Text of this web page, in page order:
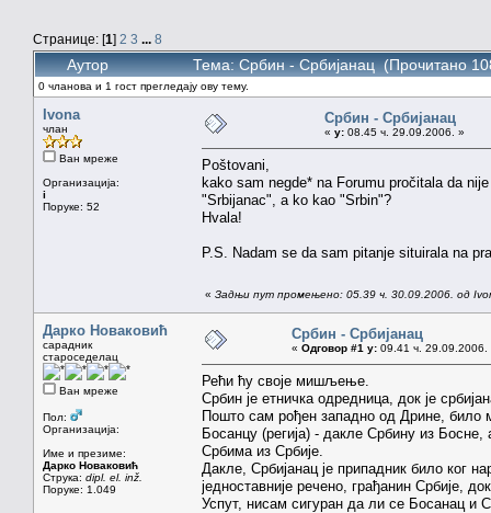
Странице: [1] 2 3 ... 8
Аутор Тема: Србин - Србијанац (Прочитано
0 чланова и 1 гост прегледају ову тему.
Ivona
члан
Ван мреже
Организација:
i
Поруке: 52
Србин - Србијанац
« у: 08.45 ч. 29.09.2006. »
Poštovani,
kako sam negde* na Forumu pročitala da
"Srbijanac", a ko kao "Srbin"?
Hvala!
P.S. Nadam se da sam pitanje situirala na
« Задњи пут промењено: 05.39 ч. 30.09.2006. од
Дарко Новаковић
сарадник
староседелац
Ван мреже
Пол:
Организација:
Име и презиме:
Дарко Новаковић
Струка: dipl. el. inž.
Поруке: 1.049
Србин - Србијанац
« Одговор #1 у: 09.41 ч. 29.09.2006.
Рећи ћу своје мишљење.
Србин је етничка одредница, док је
Пошто сам рођен западно од Дрине, било
Босанцу (регија) - дакле Србину из
Србима из Србије.
Дакле, Србијанац је припадник било ког
једноставније речено, грађанин Србије,
Успут, нисам сигуран да ли се Босанац и